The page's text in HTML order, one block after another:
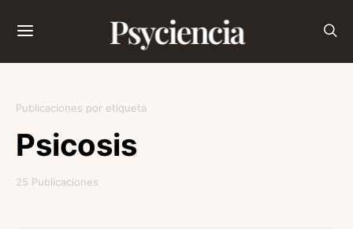
Psyciencia
Publicaciones por etiqueta
Psicosis
25 Publicaciones